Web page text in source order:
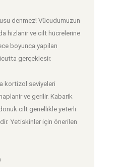
denmez! Vücudumuzun
hizlanir ve cilt hücrelerine
boyunca yapilan
gerçeklesir.
kortizol seviyeleri
ve gerilir. Kabarik
cilt genellikle yeterli
Yetiskinler için önerilen